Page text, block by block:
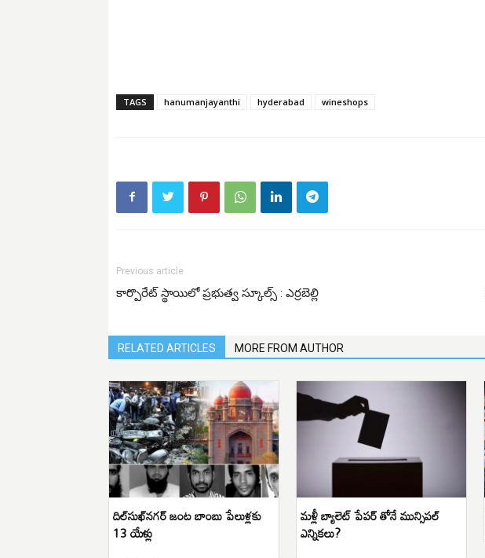
TAGS hanumanjayanthi hyderabad wineshops
Previous article
కార్పొరేట్ స్థాయిలో ప్రభుత్వ స్కూల్స్ : ఎర్రబెల్లి
RELATED ARTICLES MORE FROM AUTHOR
దిల్‌సుఖ్‌నగర్ జంట బాంబు పేలుళ్లకు
13 యేళ్లు
మళ్లీ బ్యాలెట్ పేపర్ తోనే మున్సిపల్
ఎన్నికలు?